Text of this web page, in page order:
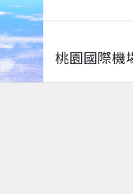
桃園國際機